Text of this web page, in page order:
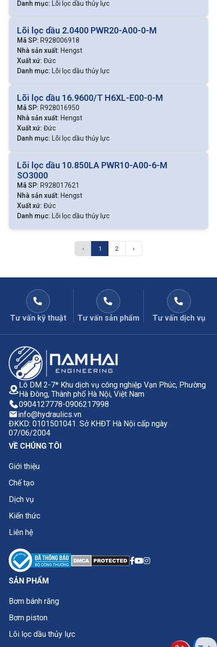
Danh mục: Lõi lọc dầu thủy lực
Lõi lọc dầu 2.0400 PWR20-A00-0-M
Mã SP: R928006918
Nhà sản xuất: Hengst
Xuất xứ: Đức
Danh mục: Lõi lọc dầu thủy lực
Lõi lọc dầu 16.9600/T H6XL-E00-0-M
Mã SP: R928016950
Nhà sản xuất: Hengst
Xuất xứ: Đức
Danh mục: Lõi lọc dầu thủy lực
Lõi lọc dầu 10.850LA PWR10-A00-6-M
SO3000
Mã SP: R928017621
Nhà sản xuất: Hengst
Xuất xứ: Đức
Danh mục: Lõi lọc dầu thủy lực
‹ 1 2 ›
Tư vấn kỹ thuật Tư vấn sản phẩm Tư vấn dịch vụ
Lô DM 2-7* Khu dịch vụ công nghiệp Vạn Phúc, Phường
Hà Đông, Thành phố Hà Nội, Việt Nam
0904127778-0906217998
info@hydraulics.vn
ĐKKD: 0101501041. Sở KHĐT Hà Nội cấp ngày
07/06/2004
VỀ CHÚNG TÔI
Giới thiệu
Chế tạo
Dịch vụ
Kiến thức
Liên hệ
SẢN PHẨM
Bơm bánh răng
Bơm piston
Lõi lọc dầu thủy lực